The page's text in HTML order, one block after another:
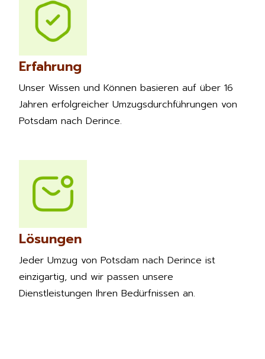
Erfahrung
Unser Wissen und Können basieren auf über 16
Jahren erfolgreicher Umzugsdurchführungen von
Potsdam nach Derince.
Lösungen
Jeder Umzug von Potsdam nach Derince ist
einzigartig, und wir passen unsere
Dienstleistungen Ihren Bedürfnissen an.